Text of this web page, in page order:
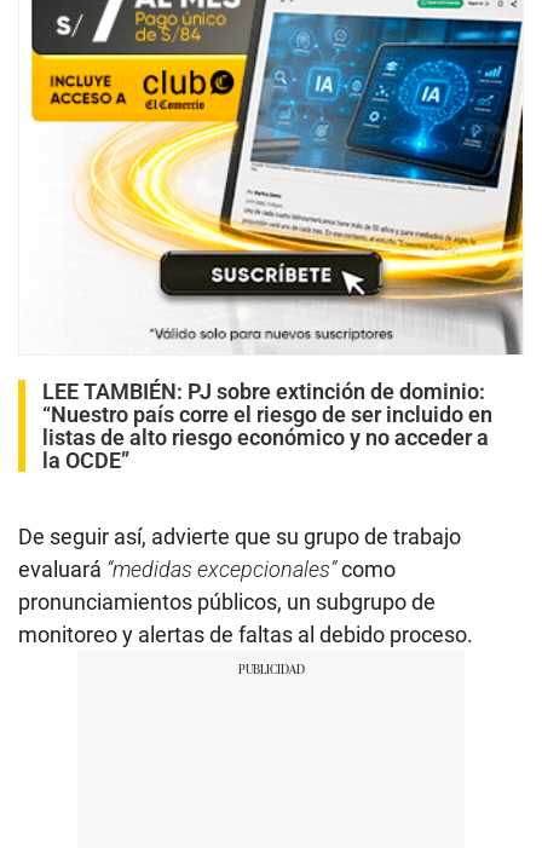
LEE TAMBIÉN: PJ sobre extinción de dominio:
“Nuestro país corre el riesgo de ser incluido en
listas de alto riesgo económico y no acceder a
la OCDE”
De seguir así, advierte que su grupo de trabajo
evaluará “medidas excepcionales”como
pronunciamientos públicos, un subgrupo de
monitoreo y alertas de faltas al debido proceso.